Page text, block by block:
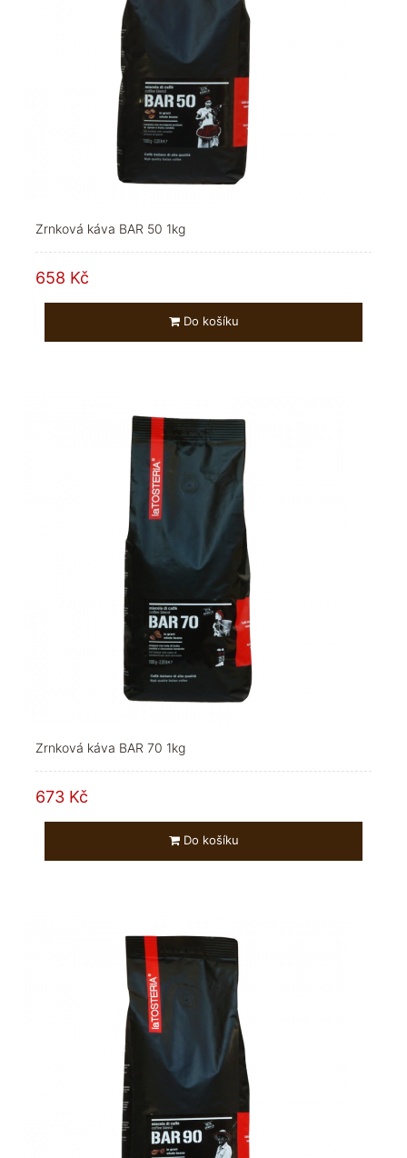
Zrnková káva BAR 50 1kg
658 Kč
Do košíku
Zrnková káva BAR 70 1kg
673 Kč
Do košíku